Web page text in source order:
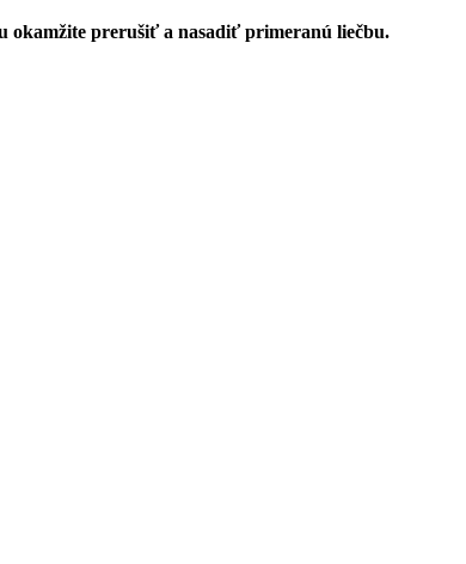
okamžite prerušiť a nasadiť primeranú liečbu.